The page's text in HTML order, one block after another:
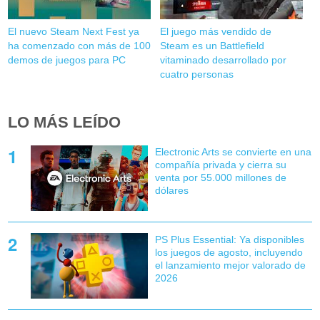
El nuevo Steam Next Fest ya
ha comenzado con más de 100
demos de juegos para PC
El juego más vendido de
Steam es un Battlefield
vitaminado desarrollado por
cuatro personas
LO MÁS LEÍDO
Electronic Arts se convierte en una
compañía privada y cierra su
venta por 55.000 millones de
dólares
PS Plus Essential: Ya disponibles
los juegos de agosto, incluyendo
el lanzamiento mejor valorado de
2026